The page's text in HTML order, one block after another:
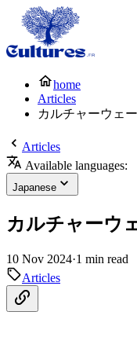
home
Articles
カルチャーウェ
Articles
Available languages:
Japanese
カルチャーウ
10 Nov 2024·1 min read
Articles